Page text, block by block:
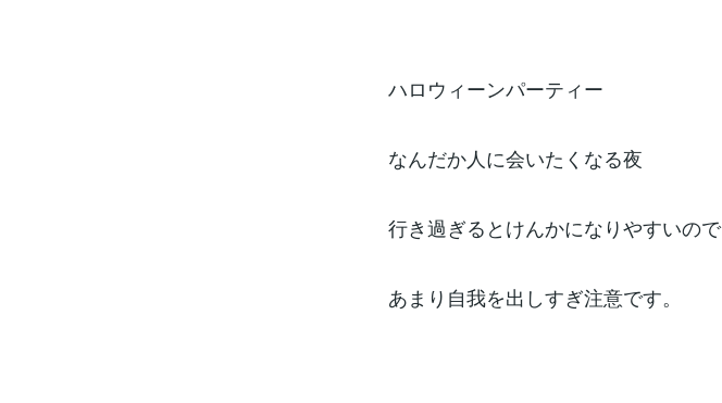
ハロウィーンパーティー
なんだか人に会いたくなる夜
行き過ぎるとけんかになりやすいので
あまり自我を出しすぎ注意です。